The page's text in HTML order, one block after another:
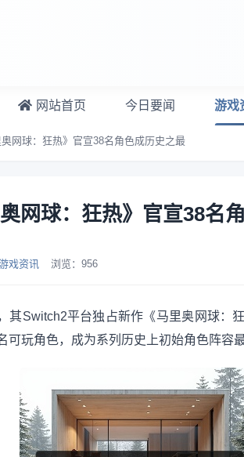
网站首页 今日要闻 游戏
网球：狂热》官宣38名角色成历史之最
网球：狂热》官宣38名
戏资讯 浏览： 956
Switch2平台独占新作《马里奥网球：
可玩角色，成为系列历史上初始角色阵容